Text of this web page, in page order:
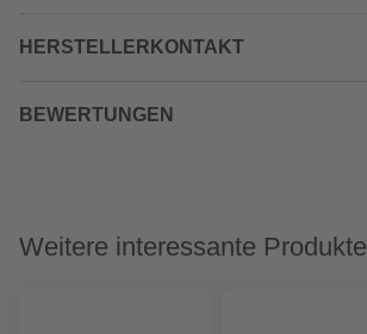
HERSTELLERKONTAKT
BEWERTUNGEN
Weitere interessante Produkte